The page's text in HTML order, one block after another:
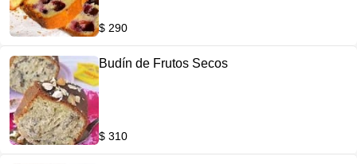
$ 290
Budín de Frutos Secos
$ 310